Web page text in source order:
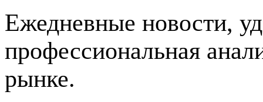
Ежедневные новости,
профессиональная
рынке.